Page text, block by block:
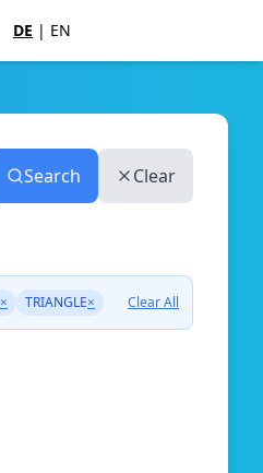
DE | EN
Search Clear
× TRIANGLE× Clear All